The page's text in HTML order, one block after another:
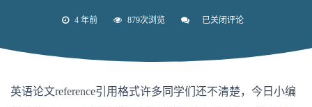
4 年前 879次浏览
论
处
已关闭评论
英语论文reference引用格式许多同学们还不清楚，今日小编